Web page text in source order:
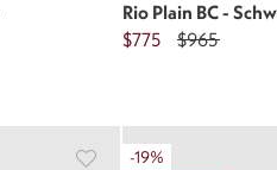
Rio Plain BC -
$775
$965
-19%